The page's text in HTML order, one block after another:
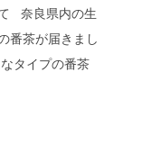
奈良県内の生
番茶が届きまし
タイプの番茶